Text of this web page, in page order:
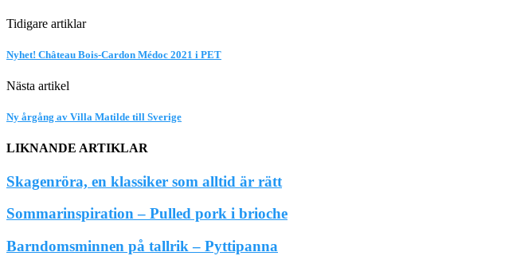
Tidigare artiklar
Nyhet! Château Bois-Cardon Médoc 2021 i PET
Nästa artikel
Ny årgång av Villa Matilde till Sverige
LIKNANDE ARTIKLAR
Skagenröra, en klassiker som alltid är rätt
Sommarinspiration – Pulled pork i brioche
Barndomsminnen på tallrik – Pyttipanna